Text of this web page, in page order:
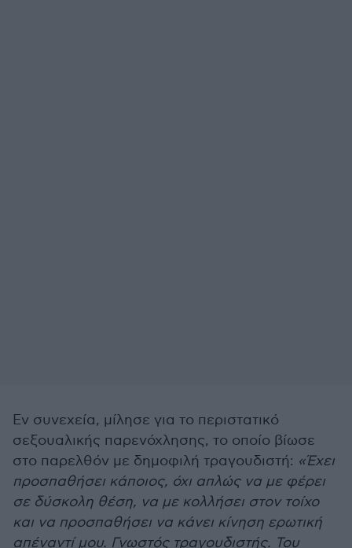
Εν συνεχεία, μίλησε για το περιστατικό
σεξουαλικής παρενόχλησης, το οποίο βίωσε
στο παρελθόν με δημοφιλή τραγουδιστή: «Έχει
προσπαθήσει κάποιος, όχι απλώς να με φέρει
σε δύσκολη θέση, να με κολλήσει στον τοίχο
και να προσπαθήσει να κάνει κίνηση ερωτική
απέναντί μου. Γνωστός τραγουδιστής. Του